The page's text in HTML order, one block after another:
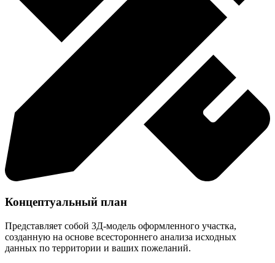
Концептуальный план
Представляет собой 3Д-модель оформленного участка,
созданную на основе всестороннего анализа исходных
данных по территории и ваших пожеланий.